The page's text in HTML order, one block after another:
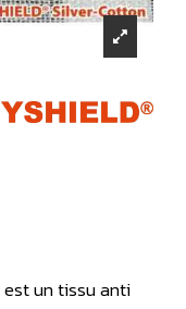
est un tissu anti